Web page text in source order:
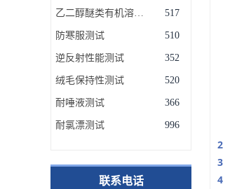
乙二醇醚类有机溶剂残留量测定 517
防寒服测试 510
逆反射性能测试 352
绒毛保持性测试 520
耐唾液测试 366
耐氯漂测试 996
联系电话